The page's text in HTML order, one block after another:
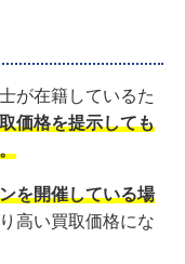
が在籍しているた
価格を提示しても
を開催している場
高い買取価格にな